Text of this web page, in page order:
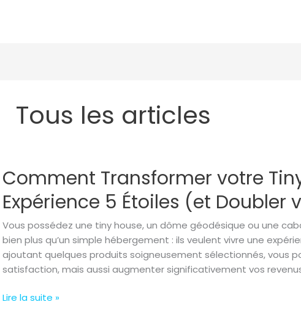
RECHERCHER
Tous les articles
Comment Transformer votre
Expérience 5 Étoiles (et Doubler
Vous possédez une tiny house, un dôme géodésique ou une
bien plus qu’un simple hébergement : ils veulent vivre une
ajoutant quelques produits soigneusement sélectionnés, vous
satisfaction, mais aussi augmenter significativement vos
Transformer
votre
Tiny
en
Expérience
5
Étoiles
(et
Lire la suite »